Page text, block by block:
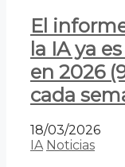
El
la IA ya
en 2026
cada
18/03/2026
IA Noticias